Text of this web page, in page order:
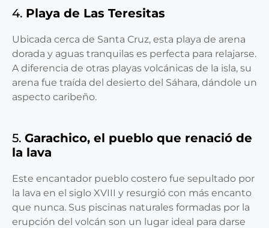
4. Playa de Las Teresitas
Ubicada cerca de Santa Cruz, esta playa de arena
dorada y aguas tranquilas es perfecta para relajarse.
A diferencia de otras playas volcánicas de la isla, su
arena fue traída del desierto del Sáhara, dándole un
aspecto caribeño.
5. Garachico, el pueblo que renació de
la lava
Este encantador pueblo costero fue sepultado por
la lava en el siglo XVIII y resurgió con más encanto
que nunca. Sus piscinas naturales formadas por la
erupción del volcán son un lugar ideal para darse